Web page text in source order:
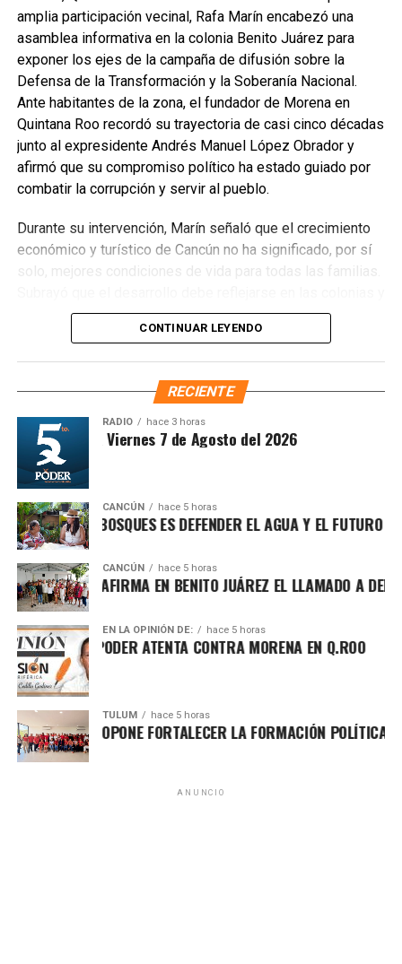
La Jornada Nacional de Reforestación intervendrá
ecosistemas como bosques templados, selvas húmedas
y secas, matorrales, pastizales y manglares mediante la
plantación de 302 especies, de las cuales 261 son nativas
y 41 endémicas. Las acciones alcanzarán 37 Áreas
Naturales Protegidas y 17 Áreas Destinadas
Voluntariamente a la Conservación, con el objetivo de
recuperar territorios estratégicos y fortalecer la resiliencia
Finalmente, Marybel Villegas afirmó que reforestar es
proteger el agua, regenerar los suelos y construir
recursos naturales también significa defender nuestra
calidad de vida”, expresó.
amplia participación vecinal, Rafa Marín encabezó una
asamblea informativa en la colonia Benito Juárez para
exponer los ejes de la campaña de difusión sobre la
Defensa de la Transformación y la Soberanía Nacional.
Ante habitantes de la zona, el fundador de Morena en
Quintana Roo recordó su trayectoria de casi cinco décadas
junto al expresidente Andrés Manuel López Obrador y
afirmó que su compromiso político ha estado guiado por
combatir la corrupción y servir al pueblo.
Durante su intervención, Marín señaló que el crecimiento
económico y turístico de Cancún no ha significado, por sí
solo, mejores condiciones de vida para todas las familias.
en quienes históricamente han permanecido rezagados,
destacando el impacto de los programas sociales, el
incremento del salario mínimo y las inversiones federales
realizadas en el sureste durante el gobierno de López
Obrador. Enfatizó que estos avances deben consolidarse
para garantizar bienestar y justicia social.
Asimismo, explicó que la gira informativa responde al
llamado de fortalecer la defensa de la soberanía nacional
frente a expresiones que, dijo, promueven posturas
postura de la presidenta Claudia Sheinbaum de mantener
CONTINUAR LEYENDO
RECIENTE
RADIO hace 3 horas
Matutina Viernes 7 de Agosto del 2026
CANCÚN hace 5 horas
LOS BOSQUES ES DEFENDER EL AGUA Y EL FUTURO DE
CANCÚN hace 5 horas
MARÍN REAFIRMA EN BENITO JUÁREZ EL LLAMADO A
EN LA OPINIÓN DE: hace 5 horas
POR EL PODER ATENTA CONTRA MORENA EN Q.ROO
TULUM hace 5 horas
ALDAY PROPONE FORTALECER LA FORMACIÓN POLÍTICA
ANUNCIO